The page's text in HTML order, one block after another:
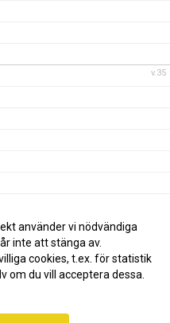
v.35
använder vi nödvändiga
inte att stänga av.
cookies, t.ex. för statistik
om du vill acceptera dessa.